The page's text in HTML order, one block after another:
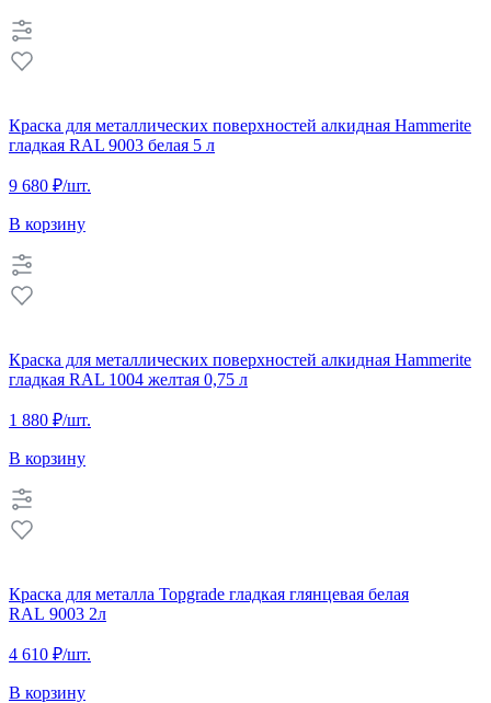
Краска для металлических поверхностей алкидная Hammerite
гладкая RAL 9003 белая 5 л
9 680 ₽/шт.
В корзину
Краска для металлических поверхностей алкидная Hammerite
гладкая RAL 1004 желтая 0,75 л
1 880 ₽/шт.
В корзину
Краска для металла Topgrade гладкая глянцевая белая
RAL 9003 2л
4 610 ₽/шт.
В корзину